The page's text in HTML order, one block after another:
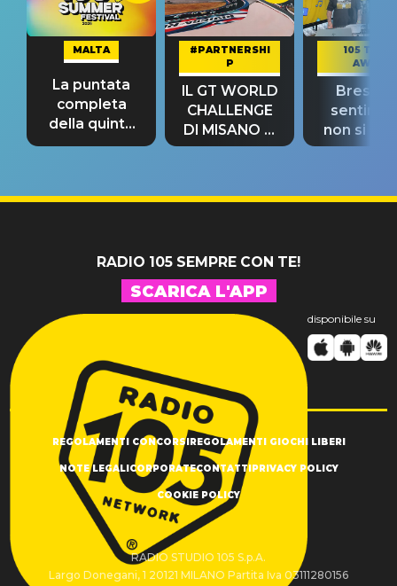
MALTA
La puntata
completa
della quinta
tappa
#PARTNERSHI
P
IL GT WORLD
CHALLENGE
DI MISANO si
riconferma
105 TAKE
AWAY
Bresh:
non si
fino alla
RADIO 105 SEMPRE CON TE!
SCARICA L'APP
disponibile su
REGOLAMENTI CONCORSIREGOLAMENTI GIOCHI LIBERI
NOTE LEGALICORPORATECONTATTIPRIVACY POLICY
COOKIE POLICY
RADIO STUDIO 105 S.p.A.
Largo Donegani, 1 20121 MILANO Partita Iva 03111280156